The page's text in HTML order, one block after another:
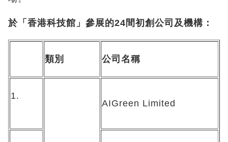
於「香港科技館」參展的24 間初創公司及機構：
類別 公司名稱
1.
AIGreen Limited